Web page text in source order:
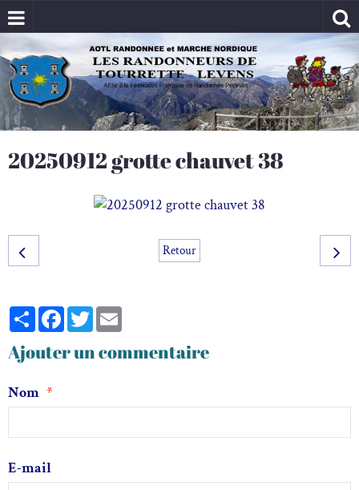
20250912 grotte chauvet 38
Retour
PartagerFacebook
Twitter
Ajouter un commentaire
Nom
E-mail